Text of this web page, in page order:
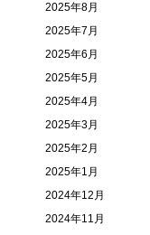
2025年8月
2025年7月
2025年6月
2025年5月
2025年4月
2025年3月
2025年2月
2025年1月
2024年12月
2024年11月